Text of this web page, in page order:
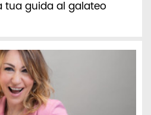
tua guida al galateo